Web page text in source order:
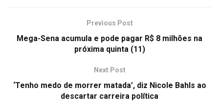
Previous Post
Mega-Sena acumula e pode pagar R$ 8 milhões na
próxima quinta (11)
Next Post
‘Tenho medo de morrer matada’, diz Nicole Bahls ao
descartar carreira política